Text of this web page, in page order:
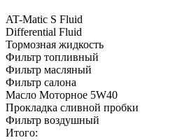
AT-Matic S Fluid
Differential Fluid
Тормозная жидкость
Фильтр топливный
Фильтр масляный
Фильтр салона
Масло Моторное 5W40
Прокладка сливной пробки
Фильтр воздушный
Итого: